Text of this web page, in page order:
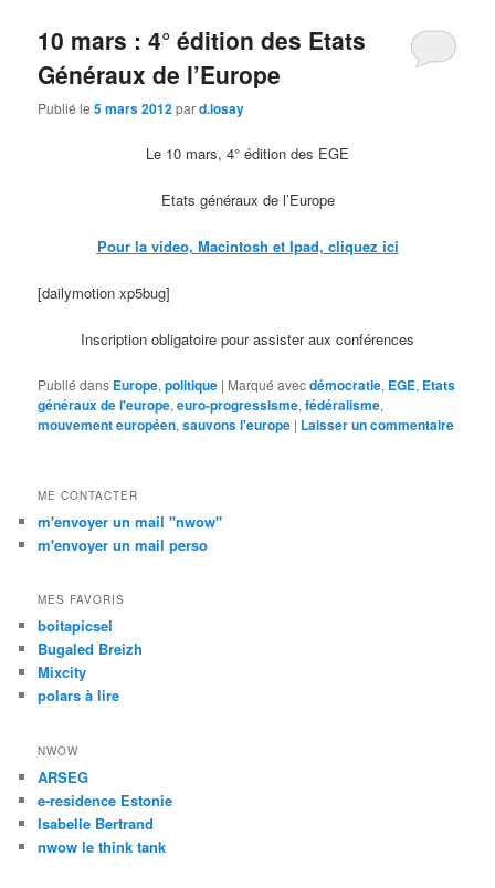
10 mars : 4° édition des Etats
Généraux de l’Europe
Publié le5 mars 2012pard.losay
Le 10 mars, 4° édition des EGE
Etats généraux de l’Europe
Pour la video, Macintosh et Ipad, cliquez ici
[dailymotion xp5bug]
Inscription obligatoire pour assister aux conférences
Publié dans Europe,politique | Marqué avecdémocratie, EGE, Etats
généraux de l'europe,euro-progressisme,fédéralisme,
mouvement européen,sauvons l'europe | Laisser un commentaire
ME CONTACTER
m'envoyer un mail "nwow"
m'envoyer un mail perso
MES FAVORIS
boitapicsel
Bugaled Breizh
Mixcity
polars à lire
NWOW
ARSEG
e-residence Estonie
Isabelle Bertrand
nwow le think tank